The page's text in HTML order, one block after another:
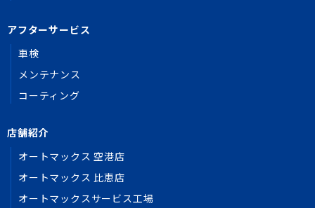
アフターサービス
車検
メンテナンス
コーティング
店舗紹介
オートマックス 空港店
オートマックス 比恵店
オートマックスサービス工場